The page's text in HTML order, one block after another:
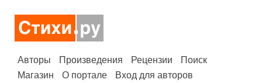
Авторы Произведения Рецензии
Поиск
Магазин
О портале Вход для авторов